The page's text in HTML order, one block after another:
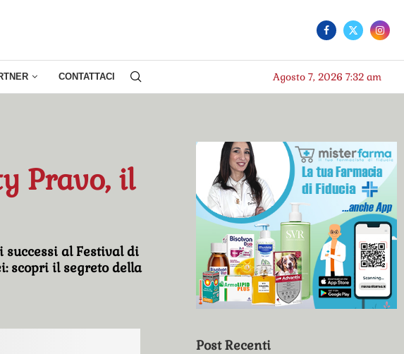
CONTATTACI Agosto 7, 2026 7:32 am
Pravo, il
al Festival di
scopri il segreto della
Post Recenti